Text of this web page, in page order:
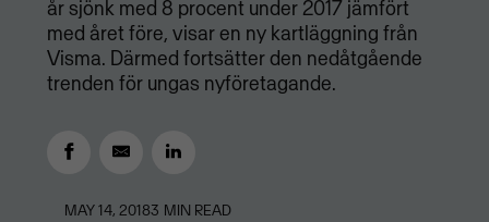
år sjönk med 8 procent under 2017 jämfört
med året före, visar en ny kartläggning från
Visma. Därmed fortsätter den nedåtgående
trenden för ungas nyföretagande.
MAY 14, 20183 MIN READ